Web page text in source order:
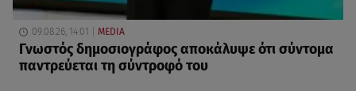
09.08.26, 14:01 MEDIA
Γνωστός δημοσιογράφος αποκάλυψε ότι σύντομα
παντρεύεται τη σύντροφό του